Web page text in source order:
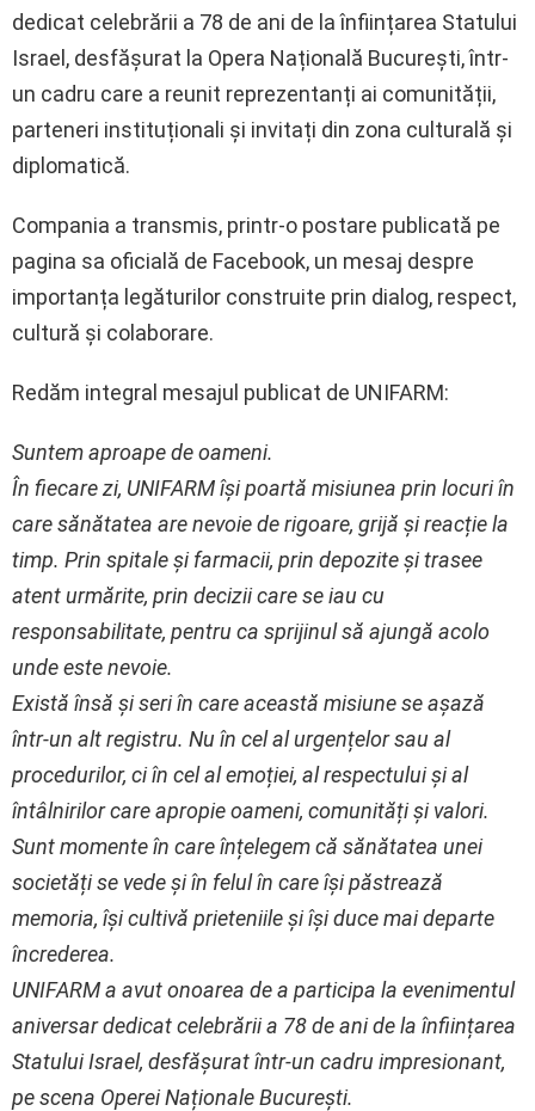
dedicat celebrării a 78 de ani de la înființarea Statului
Israel, desfășurat la Opera Națională București, într-
un cadru care a reunit reprezentanți ai comunității,
parteneri instituționali și invitați din zona culturală și
diplomatică.
Compania a transmis, printr-o postare publicată pe
pagina sa oficială de Facebook, un mesaj despre
importanța legăturilor construite prin dialog, respect,
cultură și colaborare.
Redăm integral mesajul publicat de UNIFARM:
Suntem aproape de oameni.
În fiecare zi, UNIFARM își poartă misiunea prin locuri în
care sănătatea are nevoie de rigoare, grijă și reacție la
timp. Prin spitale și farmacii, prin depozite și trasee
atent urmărite, prin decizii care se iau cu
responsabilitate, pentru ca sprijinul să ajungă acolo
unde este nevoie.
Există însă și seri în care această misiune se așază
într-un alt registru. Nu în cel al urgențelor sau al
procedurilor, ci în cel al emoției, al respectului și al
întâlnirilor care apropie oameni, comunități și valori.
Sunt momente în care înțelegem că sănătatea unei
societăți se vede și în felul în care își păstrează
memoria, își cultivă prieteniile și își duce mai departe
încrederea.
UNIFARM a avut onoarea de a participa la evenimentul
aniversar dedicat celebrării a 78 de ani de la înființarea
Statului Israel, desfășurat într-un cadru impresionant,
pe scena Operei Naționale București.